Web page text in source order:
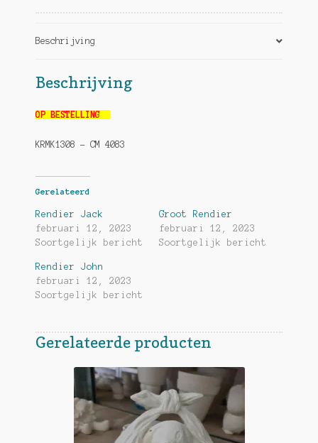
Beschrijving
Beschrijving
OP BESTELLING
KRMK1308 – CM 4083
Gerelateerd
Rendier Jack
februari 12, 2023
Soortgelijk bericht
Groot Rendier
februari 12, 2023
Soortgelijk bericht
Rendier John
februari 12, 2023
Soortgelijk bericht
Gerelateerde producten